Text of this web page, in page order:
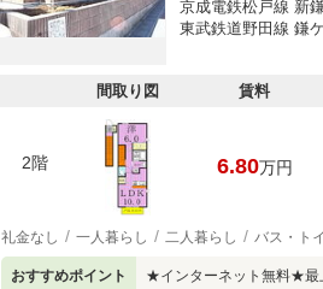
京成電鉄松戸線 新
東武鉄道野田線 鎌
間取り図 賃料
2階 6.80万円
礼金なし 一人暮らし 二人暮らし バス・ト
おすすめポイント ★インターネット無料★